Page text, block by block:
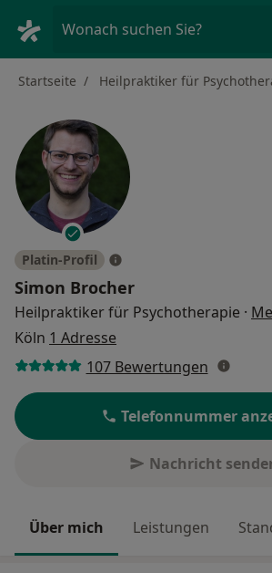
Wonach suchen Sie?
Startseite Heilpraktiker für
Platin-Profil
Simon Brocher
Heilpraktiker für Psychotherapie ·
Köln 1 Adresse
107 Bewertungen
Telefonnummer
Nachricht
Über mich Leistungen